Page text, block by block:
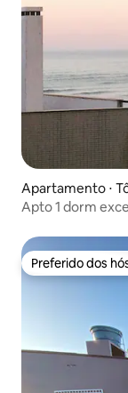
Apartamento ⋅
Apto 1 dorm
Preferido dos
Preferido dos